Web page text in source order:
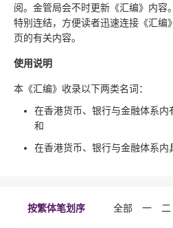
阅。金管局会不时更新《汇编》内容
特别连结，方便读者迅速连接《汇编
页的有关内容。
使用说明
本《汇编》收录以下两类名词：
在香港货币、银行与金融体系内
和
在香港货币、银行与金融体系内
按繁体笔划序 全部 一 二